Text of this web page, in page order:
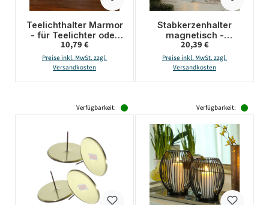
Teelichthalter Marmor
- für Teelichter oder
LED Teelichter - H:
4cm - D: 6cm - rosa
Regulärer Preis:
10,79 €
Preise inkl. MwSt. zzgl.
Versandkosten
Stabkerzenhalter
magnetisch -
Kerzenständer für 4
Stabkerzen -
Kerzentablett - D:
Regulärer Preis:
20,39 €
Preise inkl. MwSt. zzgl.
Versandkosten
Verfügbarkeit: Verfügbarkeit: